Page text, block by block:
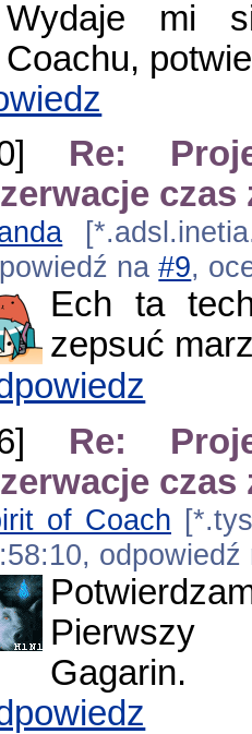
Wydaje mi
Coachu,
Re:
czas
na#9,
Ech ta
zepsuć
Re:
czas
of Coach
Pierwszy
Gagarin.